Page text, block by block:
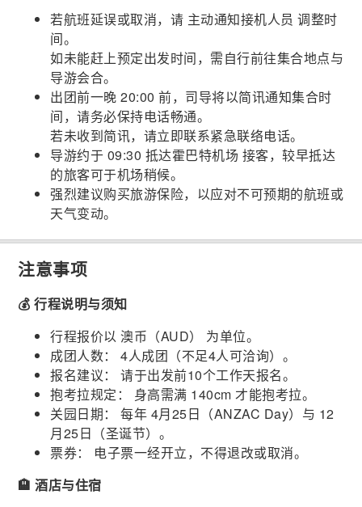
若航班延误或取消，请 主动通知接机人员 调整时
间。
如未能赶上预定出发时间，需自行前往集合地点与
导游会合。
出团前一晚 20:00 前，司导将以简讯通知集合时
间，请务必保持电话畅通。
若未收到简讯，请立即联系紧急联络电话。
导游约于 09:30 抵达霍巴特机场 接客，较早抵达
的旅客可于机场稍候。
强烈建议购买旅游保险，以应对不可预期的航班或
天气变动。
注意事项
💰 行程说明与须知
行程报价以 澳币（AUD） 为单位。
成团人数： 4人成团（不足4人可洽询）。
报名建议： 请于出发前10个工作天报名。
抱考拉规定： 身高需满 140cm 才能抱考拉。
关园日期： 每年 4月25日（ANZAC Day）与 12
月25日（圣诞节）。
票券： 电子票一经开立，不得退改或取消。
🏨 酒店与住宿